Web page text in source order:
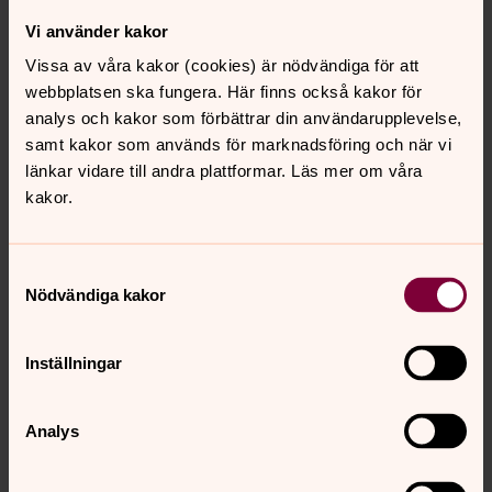
Vi använder kakor
Vissa av våra kakor (cookies) är nödvändiga för att
webbplatsen ska fungera. Här finns också kakor för
analys och kakor som förbättrar din användarupplevelse,
samt kakor som används för marknadsföring och när vi
länkar vidare till andra plattformar. Läs mer om våra
kakor.
Nödvändiga kakor
Inställningar
Analys
Jag anmäler mig till Alpha i Amhults kyrka
Jag anmäler mig till Alpha i Björlanda kyrka
Skicka
Information om hur vi behandlar dina personuppgifter.